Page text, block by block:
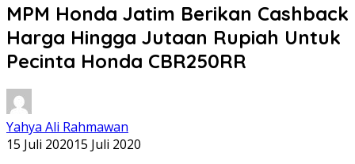
MPM Honda Jatim Berikan Cashback
Harga Hingga Jutaan Rupiah Untuk
Pecinta Honda CBR250RR
Yahya Ali Rahmawan
15 Juli 202015 Juli 2020